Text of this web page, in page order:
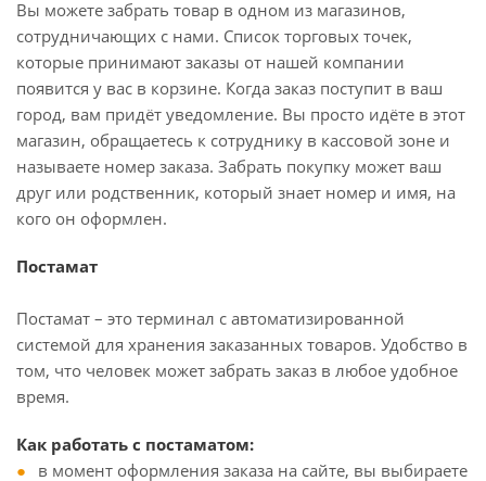
Вы можете забрать товар в одном из магазинов,
сотрудничающих с нами. Список торговых точек,
которые принимают заказы от нашей компании
появится у вас в корзине. Когда заказ поступит в ваш
город, вам придёт уведомление. Вы просто идёте в этот
магазин, обращаетесь к сотруднику в кассовой зоне и
называете номер заказа. Забрать покупку может ваш
друг или родственник, который знает номер и имя, на
кого он оформлен.
Постамат
Постамат – это терминал с автоматизированной
системой для хранения заказанных товаров. Удобство в
том, что человек может забрать заказ в любое удобное
время.
Как работать с постаматом:
в момент оформления заказа на сайте, вы выбираете